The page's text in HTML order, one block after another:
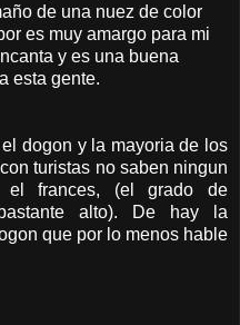
de una nuez de color
es muy amargo para mi
y es una buena
esta gente.
dogon y la mayoria de los
turistas no saben ningun
frances, (el grado de
alto). De hay la
que por lo menos hable